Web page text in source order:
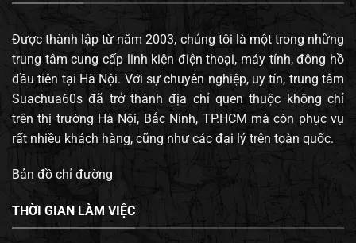
Được thành lập từ năm 2003, chúng tôi là một trong những
trung tâm cung cấp linh kiện điện thoại, máy tính, đông hồ
đầu tiên tại Hà Nội. Với sự chuyên nghiệp, uy tín, trung tâm
Suachua60s đã trở thành địa chỉ quen thuộc không chỉ
trên thị trường Hà Nội, Bắc Ninh, TP.HCM mà còn phục vụ
rất nhiều khách hàng, cũng như các đại lý trên toàn quốc.
Bản đồ chỉ đường
THỜI GIAN LÀM VIỆC